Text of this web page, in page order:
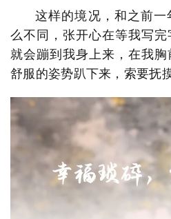
这样的境况，和之前
么不同，张开心在等我写
就会蹦到我身上来，在我
舒服的姿势趴下来，索要抚摸